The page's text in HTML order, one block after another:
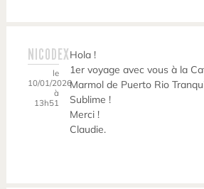
NICODEX
le
10/01/2026
à
13h51
Hola !
1er voyage avec vous à la
Marmol de Puerto Rio
Sublime !
Merci !
Claudie.